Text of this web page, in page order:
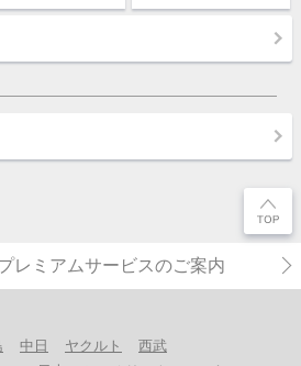
レミアムサービスのご案内
中日 ヤクルト
西武